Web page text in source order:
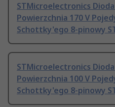
STMicroelectronics
Powierzchnia 170 V
Schottky'ego 8-pinowy
STMicroelectronics
Powierzchnia 100 V
Schottky'ego 8-pinowy